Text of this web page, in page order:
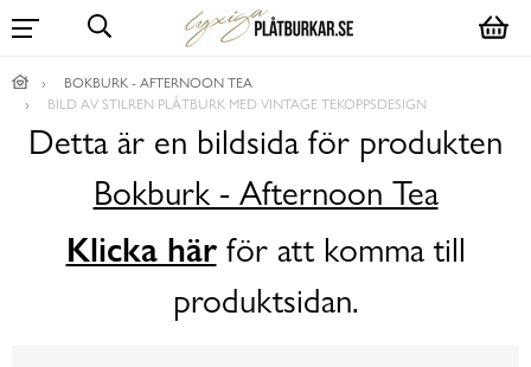
BOKBURK - AFTERNOON TEA
BILD AV STILREN PLÅTBURK MED VINTAGE TEKOPPSDESIGN
Detta är en bildsida för produkten
Bokburk - Afternoon Tea
Klicka härför att komma till
produktsidan.